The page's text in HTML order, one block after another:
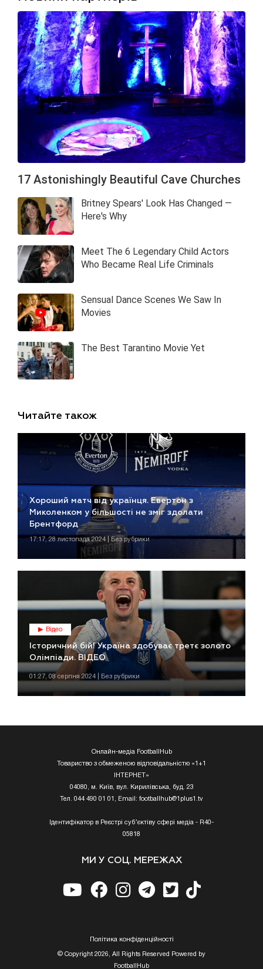
Читайте також
Хороший матч від українця. Евертон з
Миколенком у більшості не зміг здолати
Брентфорд
17:17, 28 листопада 2024 | Без рубрики
Відео
Історичний бій! Україна здобуває третє золото
Олімпіади. ВІДЕО
01:27, 08 серпня 2024 | Без рубрики
Онлайн-медіа FootballHub
Товариство з обмеженою відповідальністю «1+1
ІНТЕРНЕТ»
04080, м. Київ, вул. Кирилівська, буд. 23
Тел. 044 490 01 01, Email: footballhub@1plus1.tv
Ідентифікатор в Реєстрі суб’єктіву сфері медіа - R40-
05818
МИ У СОЦ. МЕРЕЖАХ
Полiтика конфiденцiйностi
© Copyright 2026, All Rights Reserved Powered by
FootballHub